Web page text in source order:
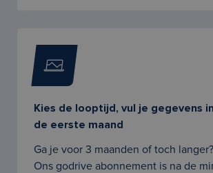
Kies de looptijd, vul je gegevens
de eerste maand
Ga je voor 3 maanden of toch
Ons godrive abonnement is na de